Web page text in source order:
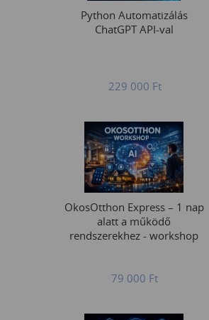
Python Automatizálás
ChatGPT API-val
229 000 Ft
OkosOtthon Express – 1 nap
alatt a működő
rendszerekhez - workshop
79 000 Ft